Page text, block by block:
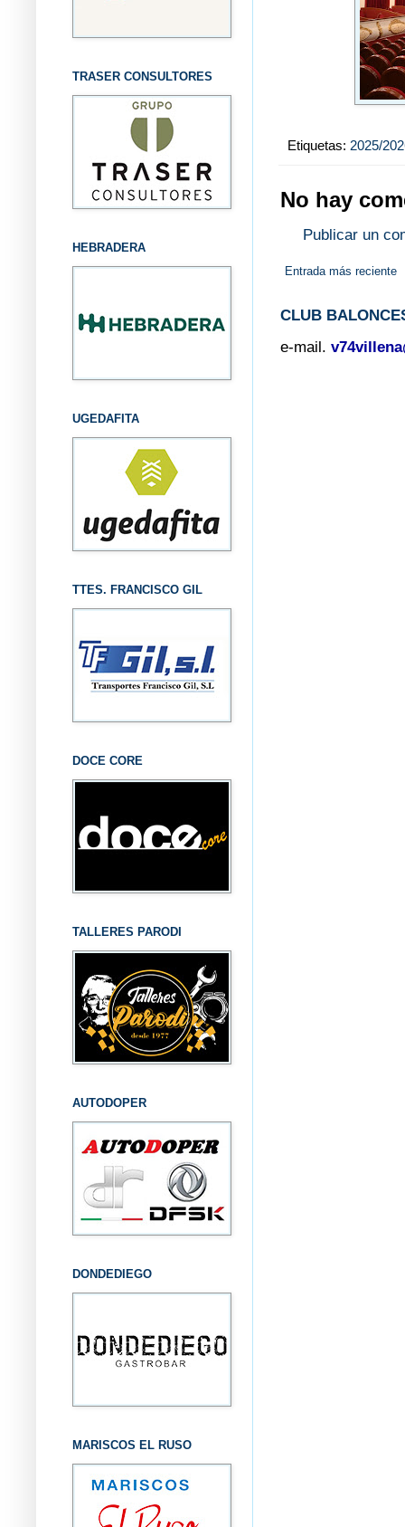
Etiquetas: 2025/
No hay
Publicar un
Entrada más reciente
CLUB
e-mail.
TRASER CONSULTORES
HEBRADERA
UGEDAFITA
TTES. FRANCISCO GIL
DOCE CORE
TALLERES PARODI
AUTODOPER
DONDEDIEGO
MARISCOS EL RUSO